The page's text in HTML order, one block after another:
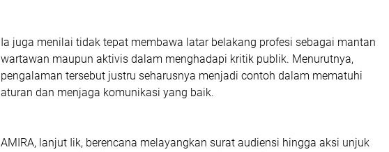
Ia juga menilai tidak tepat membawa latar belakang profesi sebagai mantan
wartawan maupun aktivis dalam menghadapi kritik publik. Menurutnya,
pengalaman tersebut justru seharusnya menjadi contoh dalam mematuhi
aturan dan menjaga komunikasi yang baik.
AMIRA, lanjut Iik, berencana melayangkan surat audiensi hingga aksi unjuk